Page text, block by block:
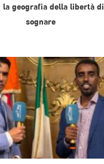
la geografia della libertà di
sognare